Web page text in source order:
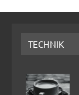
TECHNIK